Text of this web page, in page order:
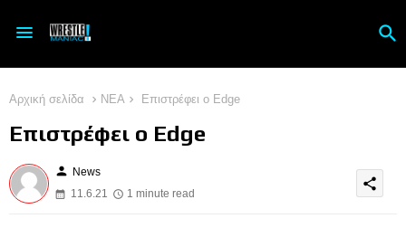
Αρχική σελίδα ΝΕΑ Επιστρέφει ο Edge
Επιστρέφει ο Edge
person News
11.6.21
1 minute read
share